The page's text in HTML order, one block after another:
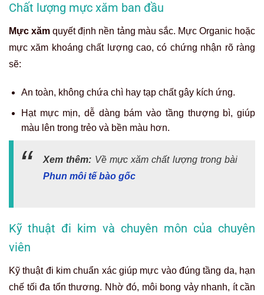
Chất lượng mực xăm ban đầu
Mực xăm quyết định nền tảng màu sắc. Mực Organic hoặc
mực xăm khoáng chất lượng cao, có chứng nhận rõ ràng
sẽ:
An toàn, không chứa chì hay tạp chất gây kích ứng.
Hạt mực mịn, dễ dàng bám vào tầng thượng bì, giúp
màu lên trong trẻo và bền màu hơn.
Xem thêm: Về mực xăm chất lượng trong bài
Phun môi tế bào gốc
Kỹ thuật đi kim và chuyên môn của chuyên
viên
Kỹ thuật đi kim chuẩn xác giúp mực vào đúng tầng da, hạn
chế tối đa tổn thương. Nhờ đó, môi bong vảy nhanh, ít cần